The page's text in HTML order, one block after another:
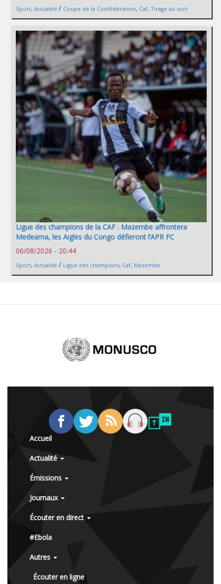
Sport, Actualité / Coupe de la Confédération, Caf, Tirage au sort
Ligue des champions de la CAF : Mazembe affrontera
Medeama, les Aigles du Congo défieront l’APR FC
06/08/2026 - 20:44
Sport, Actualité / Ligue des champions, Caf, Mazembe
Accueil
Actualité
Émissions
Journaux
Écouter en direct
#Ebola
Autres
Écouter en ligne